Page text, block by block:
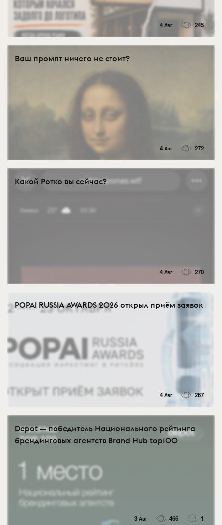
4 Авг 245
Ваш промпт ничего не стоит?
4 Авг 272
Какой Ротко вы сейчас?
4 Авг 270
POPAI RUSSIA AWARDS 2026 открыл приём заявок
4 Авг 267
Depot — победитель Национального рейтинга
брендинговых агентств Brand Hub top100
3 Авг 466 1